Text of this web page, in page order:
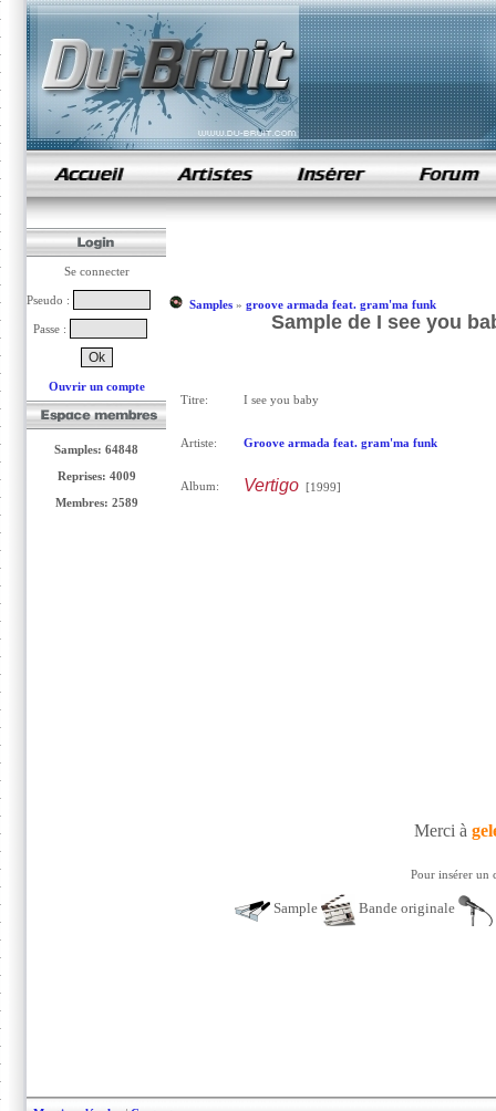
samples de rap
Se connecter
Pseudo :
Passe :
Ouvrir un compte
Samples: 64848
Reprises: 4009
Membres: 2589
Samples» groove armada feat. gram'ma funk
Sample de I see you
Titre: I see you baby
Artiste: Groove armada feat. gram'ma funk
Album: Vertigo[1999]
Merci à
Pour insérer un
Sample Bande originale